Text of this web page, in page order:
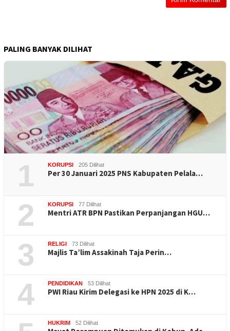
PALING BANYAK DILIHAT
1 KORUPSI 205 Dilihat
Per 30 Januari 2025 PNS Kabupaten Pelala…
2 KORUPSI 77 Dilihat
Mentri ATR BPN Pastikan Perpanjangan HGU…
3 RELIGI 73 Dilihat
Majlis Ta’lim Assakinah Taja Perin…
4 PENDIDIKAN 53 Dilihat
PWI Riau Kirim Delegasi ke HPN 2025 di K…
HUKRIM 52 Dilihat